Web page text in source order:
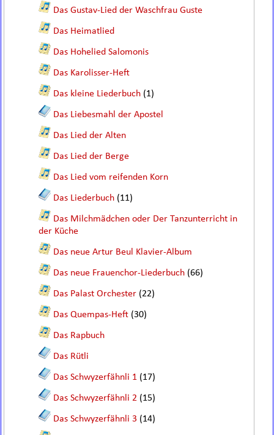
Das Gustav-Lied der Waschfrau Guste
Das Heimatlied
Das Hohelied Salomonis
Das Karolisser-Heft
Das kleine Liederbuch (1)
Das Liebesmahl der Apostel
Das Lied der Alten
Das Lied der Berge
Das Lied vom reifenden Korn
Das Liederbuch (11)
Das Milchmädchen oder Der Tanzunterricht in
der Küche
Das neue Artur Beul Klavier-Album
Das neue Frauenchor-Liederbuch (66)
Das Palast Orchester (22)
Das Quempas-Heft (30)
Das Rapbuch
Das Rütli
Das Schwyzerfähnli 1 (17)
Das Schwyzerfähnli 2 (15)
Das Schwyzerfähnli 3 (14)